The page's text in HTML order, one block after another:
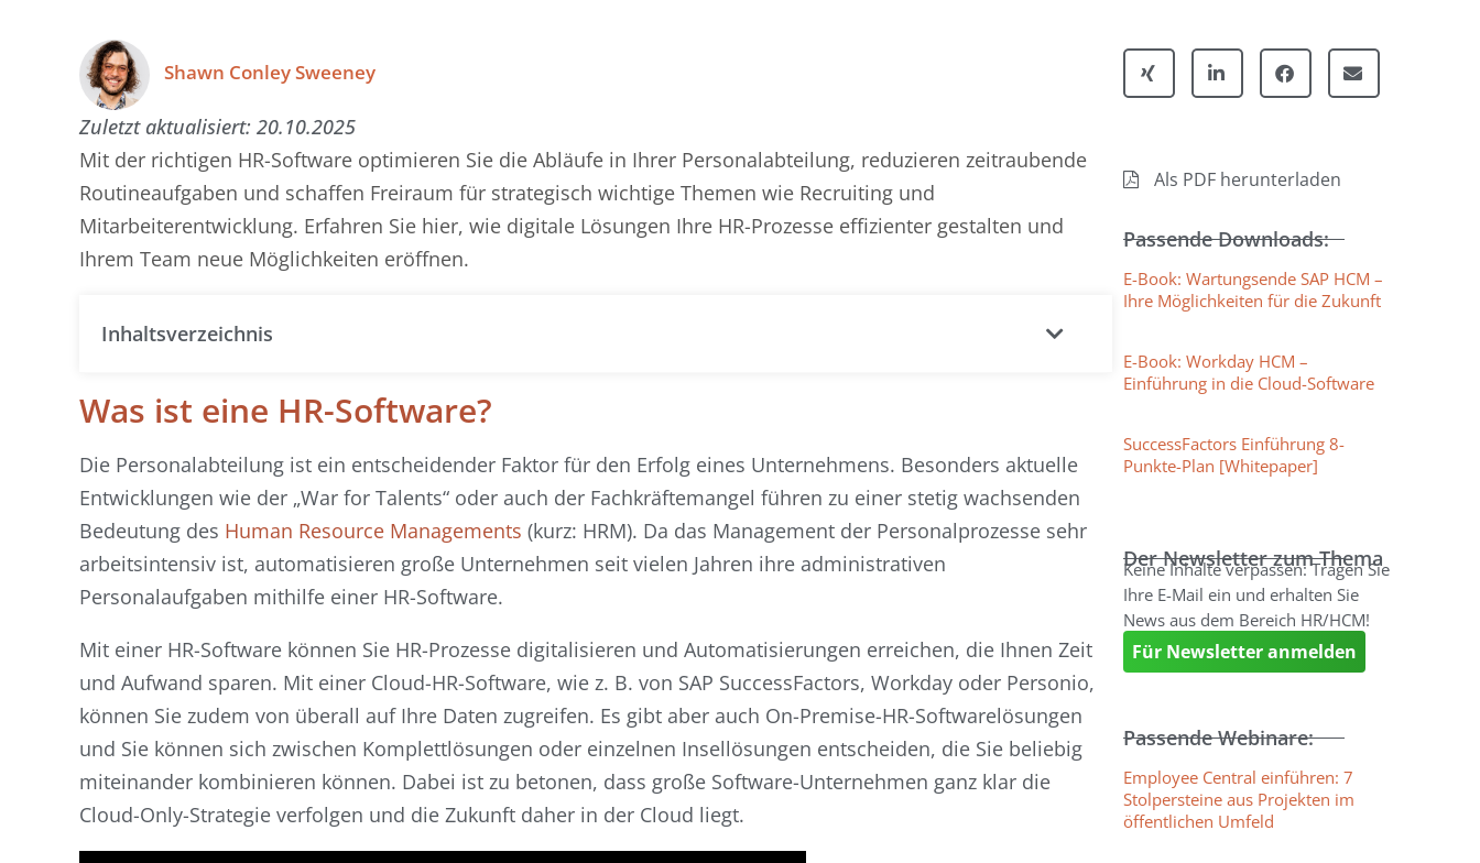
Shawn Conley Sweeney
Zuletzt aktualisiert: 20.10.2025
Mit der richtigen HR-Software optimieren Sie die Abläufe in Ihrer Personalabteilung, reduzieren zeitraubende
Routineaufgaben und schaffen Freiraum für strategisch wichtige Themen wie Recruiting und
Mitarbeiterentwicklung. Erfahren Sie hier, wie digitale Lösungen Ihre HR-Prozesse effizienter gestalten und
Ihrem Team neue Möglichkeiten eröffnen.
Inhaltsverzeichnis
Was ist eine HR-Software?
Die Personalabteilung ist ein entscheidender Faktor für den Erfolg eines Unternehmens. Besonders aktuelle
Entwicklungen wie der „War for Talents“ oder auch der Fachkräftemangel führen zu einer stetig wachsenden
Bedeutung des Human Resource Managements (kurz: HRM). Da das Management der Personalprozesse sehr
arbeitsintensiv ist, automatisieren große Unternehmen seit vielen Jahren ihre administrativen
Personalaufgaben mithilfe einer HR-Software.
Mit einer HR-Software können Sie HR-Prozesse digitalisieren und Automatisierungen erreichen, die Ihnen Zeit
und Aufwand sparen. Mit einer Cloud-HR-Software, wie z. B. von SAP SuccessFactors, Workday oder Personio,
können Sie zudem von überall auf Ihre Daten zugreifen. Es gibt aber auch On-Premise-HR-Softwarelösungen
und Sie können sich zwischen Komplettlösungen oder einzelnen Insellösungen entscheiden, die Sie beliebig
miteinander kombinieren können. Dabei ist zu betonen, dass große Software-Unternehmen ganz klar die
Cloud-Only-Strategie verfolgen und die Zukunft daher in der Cloud liegt.
Als PDF herunterladen
Passende Downloads:
E-Book: Wartungsende SAP HCM –
Ihre Möglichkeiten für die Zukunft
E-Book: Workday HCM –
Einführung in die Cloud-Software
SuccessFactors Einführung 8-
Punkte-Plan [Whitepaper]
Der Newsletter zum Thema
Keine Inhalte verpassen: Tragen Sie
Ihre E-Mail ein und erhalten Sie
News aus dem Bereich HR/HCM!
Für Newsletter anmelden
Passende Webinare:
Employee Central einführen: 7
Stolpersteine aus Projekten im
öffentlichen Umfeld